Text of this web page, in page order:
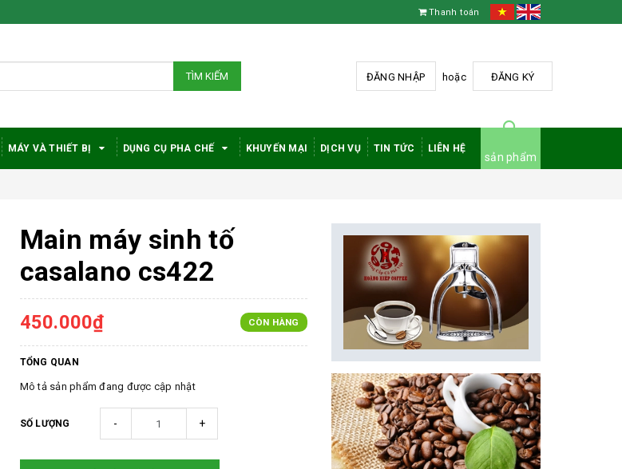
Thanh toán
TÌM KIẾM ĐĂNG NHẬP hoặc ĐĂNG KÝ
MÁY VÀ THIẾT BỊ DỤNG CỤ PHA CHẾ KHUYẾN MẠI DỊCH VỤ TIN TỨC LIÊN HỆ
sản phẩm
Main máy sinh tố
casalano cs422
450.000₫ CÒN HÀNG
TỔNG QUAN
Mô tả sản phẩm đang được cập nhật
SỐ LƯỢNG - +